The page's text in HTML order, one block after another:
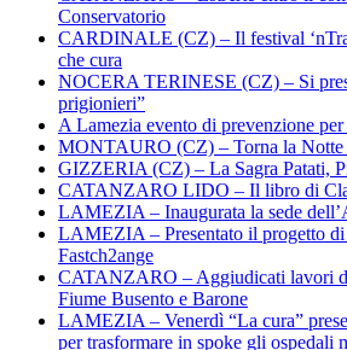
Conservatorio
CARDINALE (CZ) – Il festival
che cura
NOCERA TERINESE (CZ) – Si
prigionieri”
A Lamezia evento di prevenzione
MONTAURO (CZ) – Torna la Notte
GIZZERIA (CZ) – La Sagra Patati,
CATANZARO LIDO – Il libro di
LAMEZIA – Inaugurata la sede
LAMEZIA – Presentato il progetto di
Fastch2ange
CATANZARO – Aggiudicati lavori
Fiume Busento e Barone
LAMEZIA – Venerdì “La cura”
per trasformare in spoke gli ospedali